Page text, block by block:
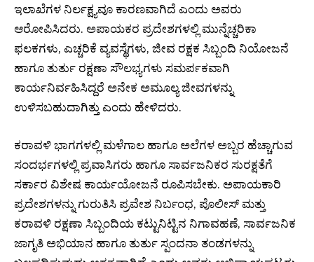
ಇಲಾಖೆಗಳ ನಿರ್ಲಕ್ಷ್ಯವೂ ಕಾರಣವಾಗಿದೆ ಎಂದು ಅವರು
ಆರೋಪಿಸಿದರು. ಅಪಾಯಕರ ಪ್ರದೇಶಗಳಲ್ಲಿ ಮುನ್ನೆಚ್ಚರಿಕಾ
ಫಲಕಗಳು, ಎಚ್ಚರಿಕೆ ವ್ಯವಸ್ಥೆಗಳು, ಜೀವ ರಕ್ಷಕ ಸಿಬ್ಬಂದಿ ನಿಯೋಜನೆ
ಹಾಗೂ ತುರ್ತು ರಕ್ಷಣಾ ಸೌಲಭ್ಯಗಳು ಸಮರ್ಪಕವಾಗಿ
ಕಾರ್ಯನಿರ್ವಹಿಸಿದ್ದರೆ ಅನೇಕ ಅಮೂಲ್ಯ ಜೀವಗಳನ್ನು
ಉಳಿಸಬಹುದಾಗಿತ್ತು ಎಂದು ಹೇಳಿದರು.
ಕರಾವಳಿ ಭಾಗಗಳಲ್ಲಿ ಮಳೆಗಾಲ ಹಾಗೂ ಅಲೆಗಳ ಅಬ್ಬರ ಹೆಚ್ಚಾಗುವ
ಸಂದರ್ಭಗಳಲ್ಲಿ ಪ್ರವಾಸಿಗರು ಹಾಗೂ ಸಾರ್ವಜನಿಕರ ಸುರಕ್ಷತೆಗೆ
ಸರ್ಕಾರ ವಿಶೇಷ ಕಾರ್ಯಯೋಜನೆ ರೂಪಿಸಬೇಕು. ಅಪಾಯಕಾರಿ
ಪ್ರದೇಶಗಳನ್ನು ಗುರುತಿಸಿ ಪ್ರವೇಶ ನಿರ್ಬಂಧ, ಪೊಲೀಸ್ ಮತ್ತು
ಕರಾವಳಿ ರಕ್ಷಣಾ ಸಿಬ್ಬಂದಿಯ ಕಟ್ಟುನಿಟ್ಟಿನ ನಿಗಾವಹಣೆ, ಸಾರ್ವಜನಿಕ
ಜಾಗೃತಿ ಅಭಿಯಾನ ಹಾಗೂ ತುರ್ತು ಸ್ಪಂದನಾ ತಂಡಗಳನ್ನು